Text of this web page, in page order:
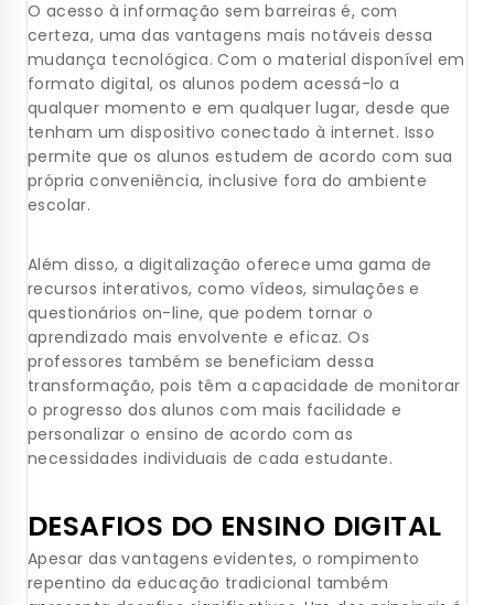
O acesso à informação sem barreiras é, com
certeza, uma das vantagens mais notáveis dessa
mudança tecnológica. Com o material disponível em
formato digital, os alunos podem acessá-lo a
qualquer momento e em qualquer lugar, desde que
tenham um dispositivo conectado à internet. Isso
permite que os alunos estudem de acordo com sua
própria conveniência, inclusive fora do ambiente
escolar.
Além disso, a digitalização oferece uma gama de
recursos interativos, como vídeos, simulações e
questionários on-line, que podem tornar o
aprendizado mais envolvente e eficaz. Os
professores também se beneficiam dessa
transformação, pois têm a capacidade de monitorar
o progresso dos alunos com mais facilidade e
personalizar o ensino de acordo com as
necessidades individuais de cada estudante.
DESAFIOS DO ENSINO DIGITAL
Apesar das vantagens evidentes, o rompimento
repentino da educação tradicional também